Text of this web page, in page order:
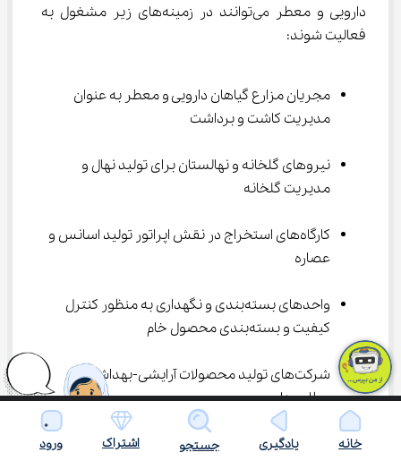
دارویی و ﻣﻌﻄﺮ می‌توانند در زمینه‌های زیر مشغول به
فعالیت شوند:
مجریان مزارع گیاهان دارویی و معطر به عنوان
مدیریت کاشت و برداشت
نیروهای گلخانه و نهالستان برای تولید نهال و
مدیریت گلخانه
کارگاه‌های استخراج در نقش اپراتور تولید اسانس و
عصاره
واحدهای بسته‌بندی و نگهداری به منظور کنترل
کیفیت و بسته‌بندی محصول خام
شرکت‌های تولید محصولات آرایشی-بهداشتی و
عطاری‌ها
کار در شرکت‌های داروسازی کوچک و بومی خانه یادگیری جستجو اشتراک ورود